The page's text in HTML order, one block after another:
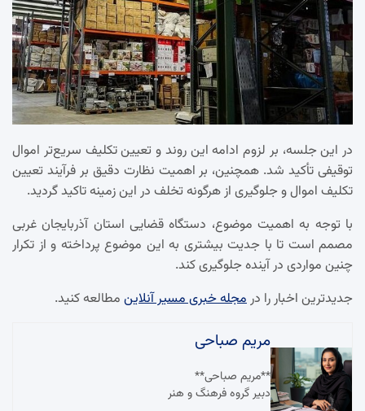
در این جلسه، بر لزوم ادامه این روند و تعیین تکلیف سریع‌تر اموال
توقیفی تأکید شد. همچنین، بر اهمیت نظارت دقیق بر فرآیند تعیین
تکلیف اموال و جلوگیری از هرگونه تخلف در این زمینه تاکید گردید.
با توجه به اهمیت موضوع، دستگاه قضایی استان آذربایجان غربی
مصمم است تا با جدیت بیشتری به این موضوع پرداخته و از تکرار
چنین مواردی در آینده جلوگیری کند.
جدیدترین اخبار را درمجله خبری مسیر آنلاین مطالعه کنید.
مریم صباحی
**مریم صباحی**
دبیر گروه فرهنگ و هنر